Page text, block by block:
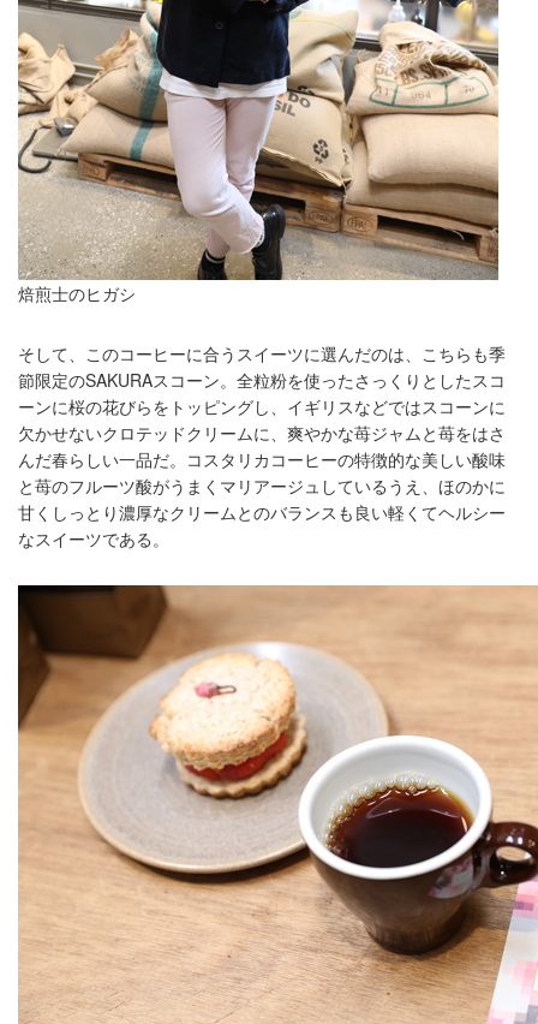
焙煎士のヒガシ
そして、このコーヒーに合うスイーツに選んだのは、こちらも季
節限定のSAKURAスコーン。全粒粉を使ったさっくりとしたスコ
ーンに桜の花びらをトッピングし、イギリスなどではスコーンに
欠かせないクロテッドクリームに、爽やかな苺ジャムと苺をはさ
んだ春らしい一品だ。コスタリカコーヒーの特徴的な美しい酸味
と苺のフルーツ酸がうまくマリアージュしているうえ、ほのかに
甘くしっとり濃厚なクリームとのバランスも良い軽くてヘルシー
なスイーツである。